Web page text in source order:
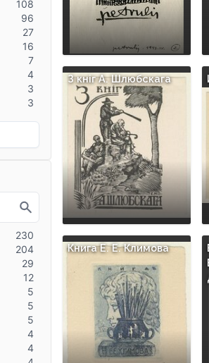
З кнiг А. Шлюбскага
Книга E. E. Климова